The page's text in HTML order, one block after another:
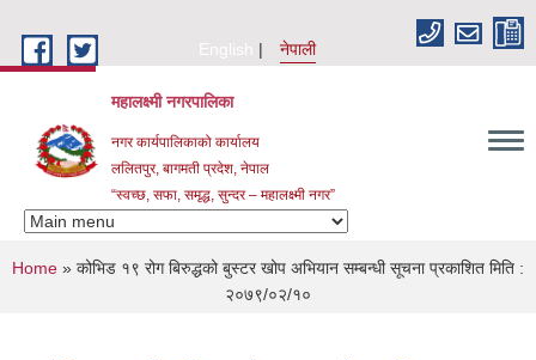
English
नेपाली
महालक्ष्मी नगरपालिका
नगर कार्यपालिकाको कार्यालय
ललितपुर, बागमती प्रदेश, नेपाल
“स्वच्छ, सफा, समृद्ध, सुन्दर – महालक्ष्मी नगर”
You are here
Home » कोभिड १९ रोग बिरुद्धको बुस्टर खोप अभियान सम्बन्धी सूचना प्रकाशित मिति :
२०७९/०२/१०